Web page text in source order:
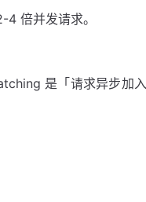
倍并发请求。
是「请求异步加入